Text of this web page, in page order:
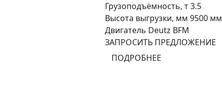
Грузоподъёмность, т3.5
Высота выгрузки, мм 9500 мм
Двигатель Deutz BFM
ЗАПРОСИТЬ ПРЕДЛОЖЕНИЕ
ПОДРОБНЕЕ